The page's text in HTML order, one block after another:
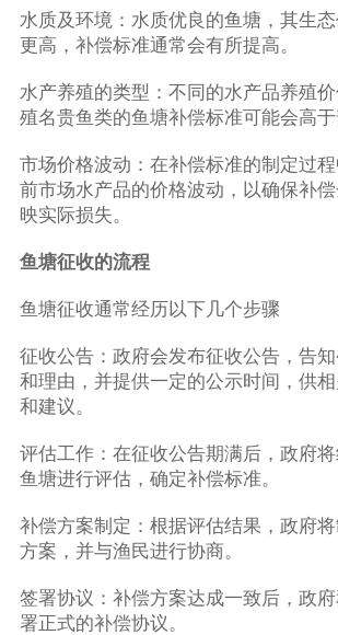
水质及环境：水质优良的鱼塘，其生
更高，补偿标准通常会有所提高。
水产养殖的类型：不同的水产品养殖
殖名贵鱼类的鱼塘补偿标准可能会高于
市场价格波动：在补偿标准的制定过
前市场水产品的价格波动，以确保补
映实际损失。
鱼塘征收的流程
鱼塘征收通常经历以下几个步骤
征收公告：政府会发布征收公告，告
和理由，并提供一定的公示时间，供
和建议。
评估工作：在征收公告期满后，政府
鱼塘进行评估，确定补偿标准。
补偿方案制定：根据评估结果，政府
方案，并与渔民进行协商。
签署协议：补偿方案达成一致后，政
署正式的补偿协议。